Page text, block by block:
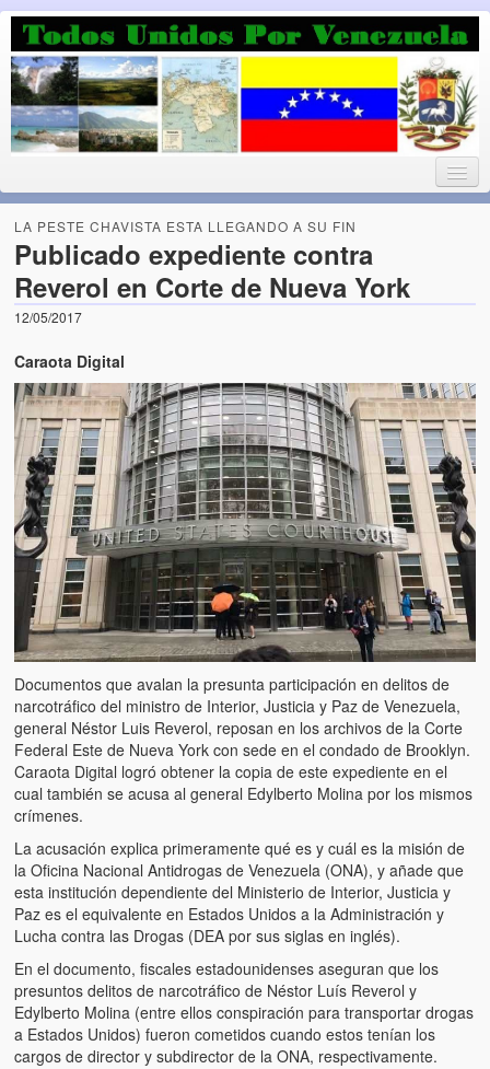
Luchando por la Democracia
Fuera el chavismo, la peor peste que le ha caido a esta tierra
Home
Todos Unidos por Venezuela te da la bienvenida a éste nuestro
Blog. (Todos Unidos por Venezuela welcomes you to our Blog)
Acerca de este blog (About this Blog)
Artículos
El Tipo y los Rojos en Los Teques (The Jerk and the Reds in
Teques)
Hablé con Chavistas (I spoke with chavistas)
La burla del Chavez “tan amante de los niños” (The mockery of
Los niños de las calles de Venezuela (Children of the streets of
Venezuela)
Luis y El Mono… en armas (Luis and El Mono… armed)
Puente Llaguno, Miraflores… ¿y Lina?
Radio Emisoras y canales de televisión clausurados por el
de Chávez hasta el 2009
Victimas del 11 de abril de 2002
Víctimas del régimen dictatorial de Chávez desde que tomó el
poder hasta el 31 de diciembre de 2009
Víctimas inocentes de la violencia castrista del 4 de Febrero de
LA PESTE CHAVISTA ESTA LLEGANDO A SU FIN
Publicado expediente contra
Reverol en Corte de Nueva York
12/05/2017
Caraota Digital
Documentos que avalan la presunta participación en delitos de
narcotráfico del ministro de Interior, Justicia y Paz de Venezuela,
general Néstor Luis Reverol, reposan en los archivos de la Corte
Federal Este de Nueva York con sede en el condado de Brooklyn.
Caraota Digital logró obtener la copia de este expediente en el
cual también se acusa al general Edylberto Molina por los mismos
crímenes.
La acusación explica primeramente qué es y cuál es la misión de
la Oficina Nacional Antidrogas de Venezuela (ONA), y añade que
esta institución dependiente del Ministerio de Interior, Justicia y
Paz es el equivalente en Estados Unidos a la Administración y
Lucha contra las Drogas (DEA por sus siglas en inglés).
En el documento, fiscales estadounidenses aseguran que los
presuntos delitos de narcotráfico de Néstor Luís Reverol y
Edylberto Molina (entre ellos conspiración para transportar drogas
a Estados Unidos) fueron cometidos cuando estos tenían los
cargos de director y subdirector de la ONA, respectivamente.